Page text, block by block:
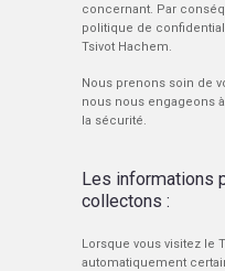
concernant. Par
politique de
Tsivot Hachem.
Nous prenons soin de
nous nous engageons
la sécurité.
Les informations
collectons :
Lorsque vous visitez le
automatiquement